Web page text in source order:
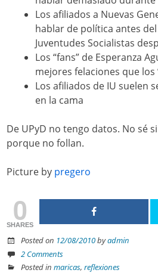
Los afiliados a Nuevas
hablar de política antes
Juventudes Socialistas
Los “fans” de Esperanza
mejores felaciones que los
Los afiliados de IU suelen
en la cama
De UPyD no tengo datos. No sé
porque no follan.
Picture by pregero
0
SHARES
Posted on 12/08/2010byadmin
2 Comments
Posted inmaricas,reflexiones